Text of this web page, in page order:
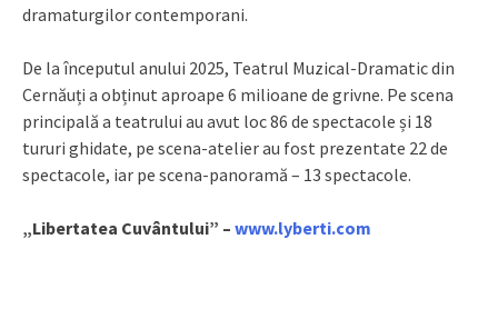
dramaturgilor contemporani.
De la începutul anului 2025, Teatrul Muzical-Dramatic din
Cernăuți a obținut aproape 6 milioane de grivne. Pe scena
principală a teatrului au avut loc 86 de spectacole și 18
tururi ghidate, pe scena-atelier au fost prezentate 22 de
spectacole, iar pe scena-panoramă – 13 spectacole.
„Libertatea Cuvântului” – www.lyberti.com